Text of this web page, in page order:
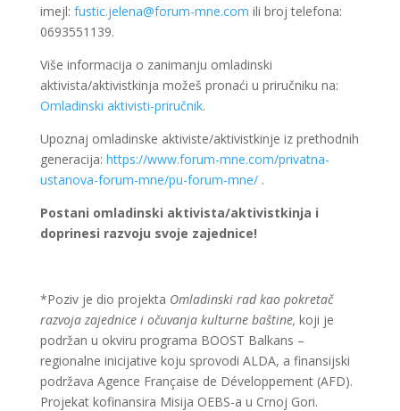
imejl: fustic.jelena@forum-mne.com ili broj telefona:
0693551139.
Više informacija o zanimanju omladinski
aktivista/aktivistkinja možeš pronaći u priručniku na:
Omladinski aktivisti-priručnik.
Upoznaj omladinske aktiviste/aktivistkinje iz prethodnih
generacija: https://www.forum-mne.com/privatna-
ustanova-forum-mne/pu-forum-mne/.
Postani omladinski aktivista/aktivistkinja i
doprinesi razvoju svoje zajednice!
*Poziv je dio projekta Omladinski rad kao pokretač
razvoja zajednice i očuvanja kulturne baštine, koji je
podržan u okviru programa BOOST Balkans –
regionalne inicijative koju sprovodi ALDA, a finansijski
podržava Agence Française de Développement (AFD).
Projekat kofinansira Misija OEBS-a u Crnoj Gori.